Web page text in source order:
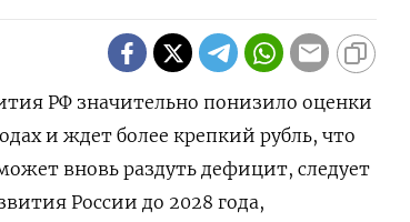
РФ значительно понизило оценки
и ждет более крепкий рубль, что
вновь раздуть дефицит, следует
России до 2028 года,